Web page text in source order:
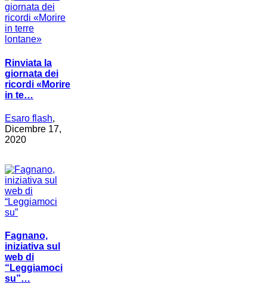
Rinviata la
giornata dei
ricordi «Morire
in te…
Esaro flash,
Dicembre 17,
2020
Fagnano,
iniziativa sul
web di
“Leggiamoci
su”…